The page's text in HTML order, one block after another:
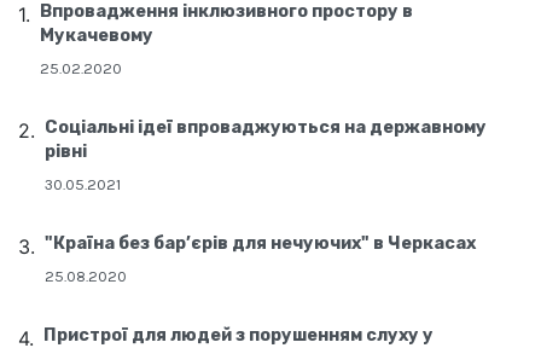
Впровадження інклюзивного простору в
Мукачевому
25.02.2020
Соціальні ідеї впроваджуються на державному
рівні
30.05.2021
"Країна без бар’єрів для нечуючих" в Черкасах
25.08.2020
Пристрої для людей з порушенням слуху у